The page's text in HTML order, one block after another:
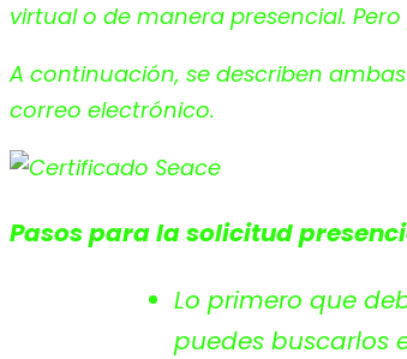
virtual o de manera presencial.
A continuación, se describen
correo electrónico.
Pasos para la solicitud
Lo primero que
puedes buscarlos